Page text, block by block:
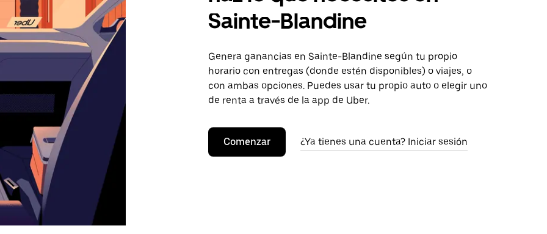
Sainte-Blandine
Genera ganancias en Sainte-Blandine según tu propio
horario con entregas (donde estén disponibles) o viajes, o
con ambas opciones. Puedes usar tu propio auto o elegir uno
de renta a través de la app de Uber.
Comenzar ¿Ya tienes una cuenta? Iniciar sesión